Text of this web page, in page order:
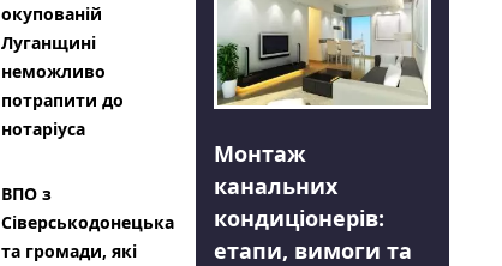
окупованій
Луганщині
неможливо
потрапити до
нотаріуса
ВПО з
Сіверськодонецька
та громади, які
Монтаж
канальних
кондиціонерів:
етапи, вимоги та